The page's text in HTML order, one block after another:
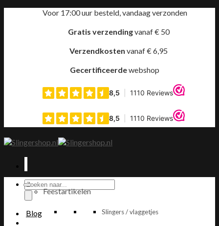
Voor 17:00 uur besteld, vandaag verzonden
Gratis verzendingvanaf € 50
Verzendkosten vanaf € 6,95
Gecertificeerdewebshop
Producten
zoeken
Blog
Feestartikelen
Slingers / vlaggetjes